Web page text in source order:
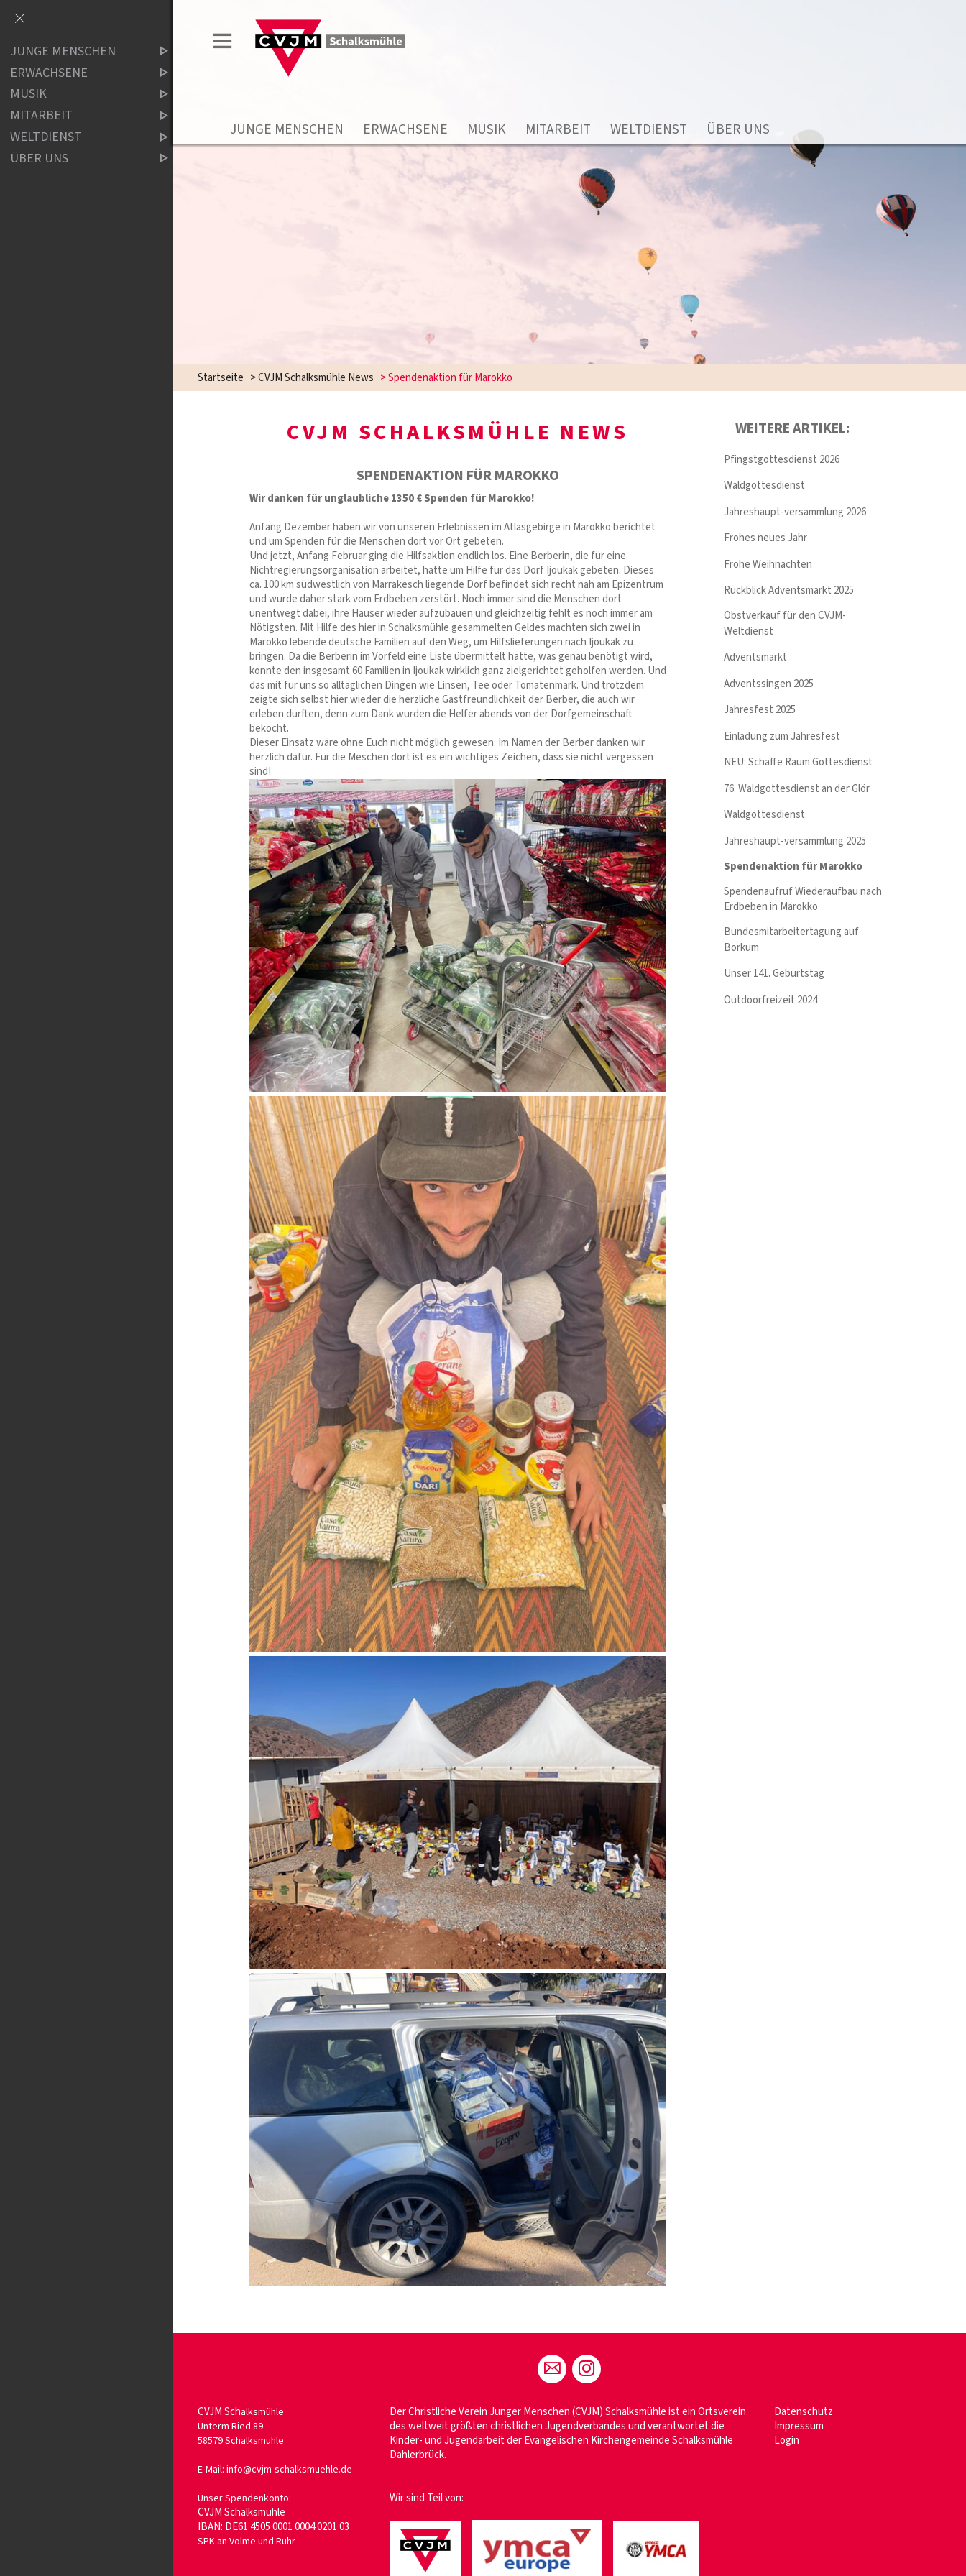
JUNGE MENSCHEN ERWACHSENE MUSIK MITARBEIT WELTDIENST ÜBER UNS
Startseite >CVJM Schalksmühle News >Spendenaktion für Marokko
CVJM SCHALKSMÜHLE NEWS
SPENDENAKTION FÜR MAROKKO
Wir danken für unglaubliche 1350 € Spenden für Marokko!
Anfang Dezember haben wir von unseren Erlebnissen im Atlasgebirge in Marokko berichtet
und um Spenden für die Menschen dort vor Ort gebeten.
Und jetzt, Anfang Februar ging die Hilfsaktion endlich los. Eine Berberin, die für eine
Nichtregierungsorganisation arbeitet, hatte um Hilfe für das Dorf Ijoukak gebeten. Dieses
ca. 100 km südwestlich von Marrakesch liegende Dorf befindet sich recht nah am Epizentrum
und wurde daher stark vom Erdbeben zerstört. Noch immer sind die Menschen dort
unentwegt dabei, ihre Häuser wieder aufzubauen und gleichzeitig fehlt es noch immer am
Nötigsten. Mit Hilfe des hier in Schalksmühle gesammelten Geldes machten sich zwei in
Marokko lebende deutsche Familien auf den Weg, um Hilfslieferungen nach Ijoukak zu
bringen. Da die Berberin im Vorfeld eine Liste übermittelt hatte, was genau benötigt wird,
konnte den insgesamt 60 Familien in Ijoukak wirklich ganz zielgerichtet geholfen werden. Und
das mit für uns so alltäglichen Dingen wie Linsen, Tee oder Tomatenmark. Und trotzdem
zeigte sich selbst hier wieder die herzliche Gastfreundlichkeit der Berber, die auch wir
erleben durften, denn zum Dank wurden die Helfer abends von der Dorfgemeinschaft
bekocht.
Dieser Einsatz wäre ohne Euch nicht möglich gewesen. Im Namen der Berber danken wir
herzlich dafür. Für die Meschen dort ist es ein wichtiges Zeichen, dass sie nicht vergessen
sind!
WEITERE ARTIKEL:
Pfingstgottesdienst 2026
Waldgottesdienst
Jahreshaupt-versammlung 2026
Frohes neues Jahr
Frohe Weihnachten
Rückblick Adventsmarkt 2025
Obstverkauf für den CVJM-
Weltdienst
Adventsmarkt
Adventssingen 2025
Jahresfest 2025
Einladung zum Jahresfest
NEU: Schaffe Raum Gottesdienst
76. Waldgottesdienst an der Glör
Waldgottesdienst
Jahreshaupt-versammlung 2025
Spendenaktion für Marokko
Spendenaufruf Wiederaufbau nach
Erdbeben in Marokko
Bundesmitarbeitertagung auf
Borkum
Unser 141. Geburtstag
Outdoorfreizeit 2024
CVJM Schalksmühle
Unterm Ried 89
58579 Schalksmühle
E-Mail: info@cvjm-schalksmuehle.de
Unser Spendenkonto:
CVJM Schalksmühle
IBAN: DE61 4505 0001 0004 0201 03
SPK an Volme und Ruhr
Der Christliche Verein Junger Menschen (CVJM) Schalksmühle ist ein Ortsverein
des weltweit größten christlichen Jugendverbandes und verantwortet die
Kinder- und Jugendarbeit der Evangelischen Kirchengemeinde Schalksmühle
Dahlerbrück.
Wir sind Teil von:
Datenschutz
Impressum
Login
JUNGE MENSCHEN
ERWACHSENE
MUSIK
MITARBEIT
WELTDIENST
ÜBER UNS